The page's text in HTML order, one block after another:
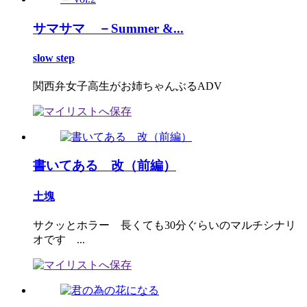
サマサマ －Summer &...
slow step
関西弁女子高生がお姉ちゃんぶるADV
書いてある 改（前編）
土塊
サクッとホラー 長くても30分ぐらいのマルチシナリ
オです ...